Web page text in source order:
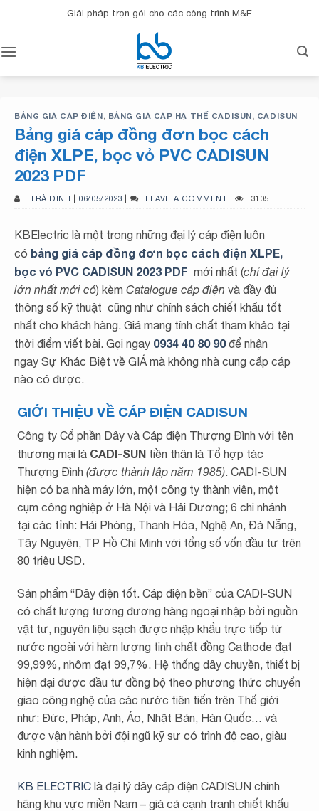
qua
dung
Giải pháp trọn gói cho các công trình M&E
BẢNG GIÁ CÁP ĐIỆN, BẢNG GIÁ CÁP HẠ THẾ CADISUN, CADISUN
Bảng giá cáp đồng đơn bọc cách
điện XLPE, bọc vỏ PVC CADISUN
2023 PDF
TRÀ ĐINH | 06/05/2023 | LEAVE A COMMENT | 3105
KBElectric là một trong những đại lý cáp điện luôn
có bảng giá cáp đồng đơn bọc cách điện XLPE,
bọc vỏ PVC CADISUN 2023 PDF mới nhất (chỉ đại lý
lớn nhất mới có) kèm Catalogue cáp điện và đầy đủ
thông số kỹ thuật cũng như chính sách chiết khấu tốt
nhất cho khách hàng. Giá mang tính chất tham khảo tại
thời điểm viết bài. Gọi ngay 0934 40 80 90để nhận
ngay Sự Khác Biệt về GIÁ mà không nhà cung cấp cáp
nào có được.
GIỚI THIỆU VỀ CÁP ĐIỆN CADISUN
Công ty Cổ phần Dây và Cáp điện Thượng Đình với tên
thương mại là CADI-SUN tiền thân là Tổ hợp tác
Thượng Đình(được thành lập năm 1985). CADI-SUN
hiện có ba nhà máy lớn, một công ty thành viên, một
cụm công nghiệp ở Hà Nội và Hải Dương; 6 chi nhánh
tại các tỉnh: Hải Phòng, Thanh Hóa, Nghệ An, Đà Nẵng,
Tây Nguyên, TP Hồ Chí Minh với tổng số vốn đầu tư trên
80 triệu USD.
Sản phẩm “Dây điện tốt. Cáp điện bền” của CADI-SUN
có chất lượng tương đương hàng ngoại nhập bởi nguồn
vật tư, nguyên liệu sạch được nhập khẩu trực tiếp từ
nước ngoài với hàm lượng tinh chất đồng Cathode đạt
99,99%, nhôm đạt 99,7%. Hệ thống dây chuyền, thiết bị
hiện đại được đầu tư đồng bộ theo phương thức chuyển
giao công nghệ của các nước tiên tiến trên Thế giới
như: Đức, Pháp, Anh, Áo, Nhật Bản, Hàn Quốc… và
được vận hành bởi đội ngũ kỹ sư có trình độ cao, giàu
kinh nghiệm.
KB ELECTRIC là đại lý dây cáp điện CADISUN chính
hãng khu vực miền Nam – giá cả cạnh tranh chiết khấu